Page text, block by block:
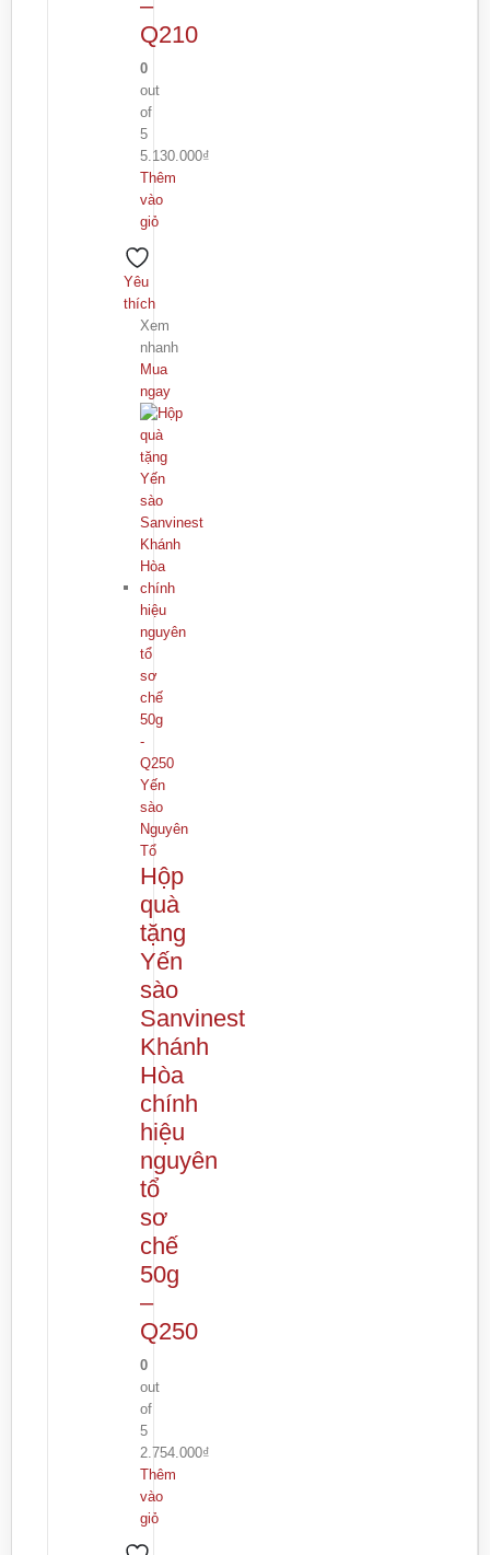
–
Q210
0
out
of
5
5.130.000₫
Thêm
vào
giỏ
Yêu
thích
Xem
nhanh
Mua
ngay
Yến
sào
Nguyên
Tổ
Hộp
quà
tặng
Yến
sào
Sanvinest
Khánh
Hòa
chính
hiệu
nguyên
tổ
sơ
chế
50g
–
Q250
0
out
of
5
2.754.000₫
Thêm
vào
giỏ